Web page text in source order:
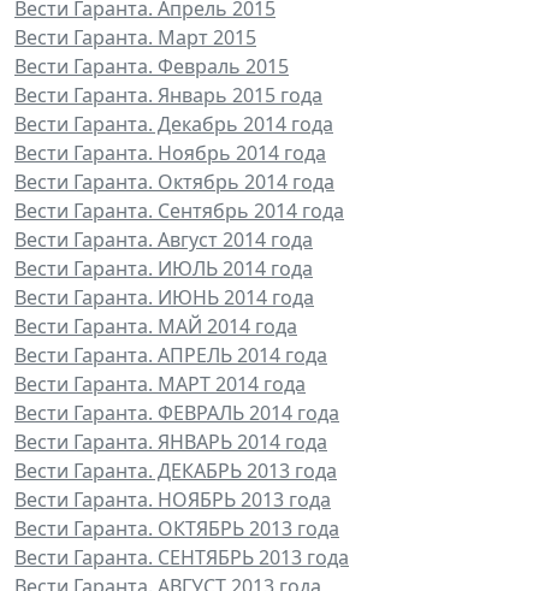
Вести Гаранта. Апрель 2015
Вести Гаранта. Март 2015
Вести Гаранта. Февраль 2015
Вести Гаранта. Январь 2015 года
Вести Гаранта. Декабрь 2014 года
Вести Гаранта. Ноябрь 2014 года
Вести Гаранта. Октябрь 2014 года
Вести Гаранта. Сентябрь 2014 года
Вести Гаранта. Август 2014 года
Вести Гаранта. ИЮЛЬ 2014 года
Вести Гаранта. ИЮНЬ 2014 года
Вести Гаранта. МАЙ 2014 года
Вести Гаранта. АПРЕЛЬ 2014 года
Вести Гаранта. МАРТ 2014 года
Вести Гаранта. ФЕВРАЛЬ 2014 года
Вести Гаранта. ЯНВАРЬ 2014 года
Вести Гаранта. ДЕКАБРЬ 2013 года
Вести Гаранта. НОЯБРЬ 2013 года
Вести Гаранта. ОКТЯБРЬ 2013 года
Вести Гаранта. СЕНТЯБРЬ 2013 года